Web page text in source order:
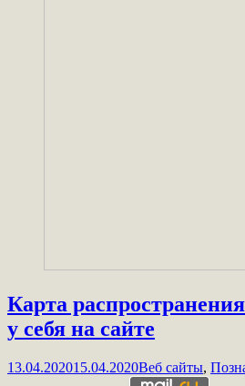
Карта
у себя на сайте
13.04.202015.04.2020Веб сайты,